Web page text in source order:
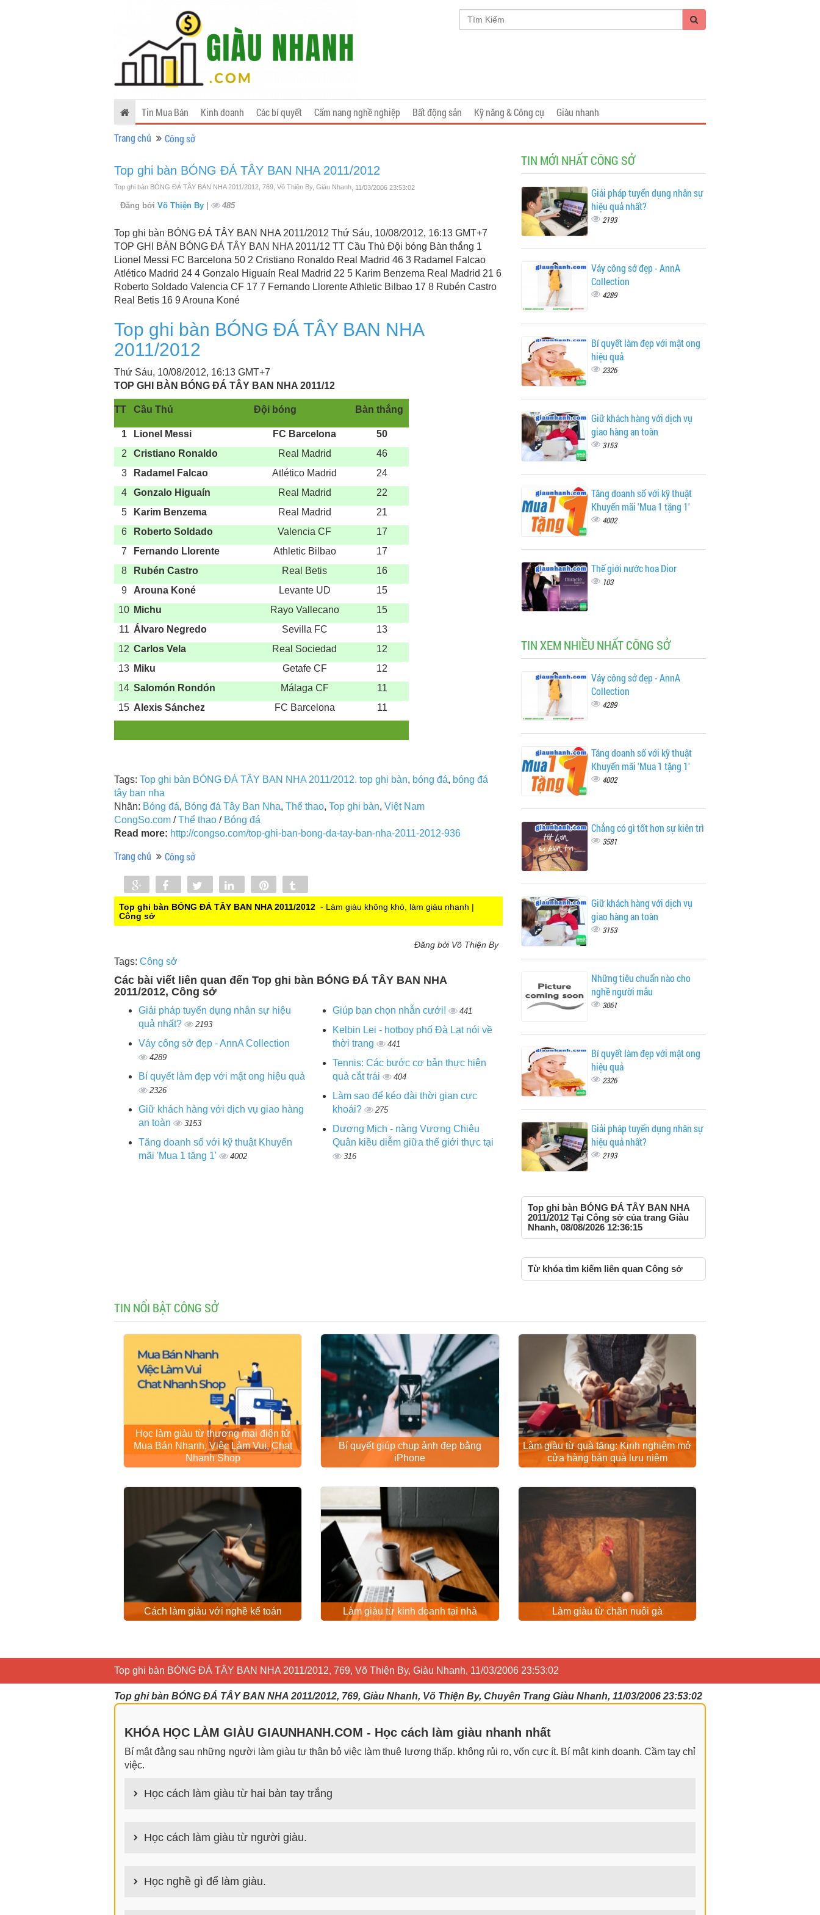
Tin Mua Bán Kinh doanh Các bí quyết Cẩm nang nghề nghiệp Bất động sản Kỹ năng & Công cụ
Giàu nhanh
Trang chủ
Công sở
Top ghi bàn BÓNG ĐÁ TÂY BAN NHA 2011/2012
Top ghi bàn BÓNG ĐÁ TÂY BAN NHA 2011/2012, 769, Võ Thiện By, Giàu Nhanh , 11/03/2006 23:53:02
Đăng bởi Võ Thiện By | 485
Top ghi bàn BÓNG ĐÁ TÂY BAN NHA 2011/2012 Thứ Sáu, 10/08/2012, 16:13 GMT+7
TOP GHI BÀN BÓNG ĐÁ TÂY BAN NHA 2011/12 TT Cầu Thủ Đội bóng Bàn thắng 1
Lionel Messi FC Barcelona 50 2 Cristiano Ronaldo Real Madrid 46 3 Radamel Falcao
Atlético Madrid 24 4 Gonzalo Higuaín Real Madrid 22 5 Karim Benzema Real Madrid 21 6
Roberto Soldado Valencia CF 17 7 Fernando Llorente Athletic Bilbao 17 8 Rubén Castro
Real Betis 16 9 Arouna Koné
Top ghi bàn BÓNG ĐÁ TÂY BAN NHA
2011/2012
Thứ Sáu, 10/08/2012, 16:13 GMT+7
TOP GHI BÀN BÓNG ĐÁ TÂY BAN NHA 2011/12
TT Cầu Thủ Đội bóng Bàn thắng
1 Lionel Messi FC Barcelona
50
2
Cristiano Ronaldo Real Madrid
46
3
Radamel Falcao Atlético Madrid
24
4
Gonzalo Higuaín Real Madrid
22
5
Karim Benzema Real Madrid
21
6
Roberto Soldado Valencia CF
17
7
Fernando Llorente Athletic Bilbao
17
8
Rubén Castro Real Betis
16
9
Arouna Koné Levante UD
15
10 Michu Rayo Vallecano
15
11 Álvaro Negredo Sevilla FC
13
12 Carlos Vela Real Sociedad
12
13 Miku Getafe CF
12
14 Salomón Rondón Málaga CF
11
15 Alexis Sánchez FC Barcelona 11
Tags: Top ghi bàn BÓNG ĐÁ TÂY BAN NHA 2011/2012. top ghi bàn, bóng đá, bóng đá
tây ban nha
Nhãn: Bóng đá, Bóng đá Tây Ban Nha, Thể thao, Top ghi bàn, Việt Nam
CongSo.com /Thể thao / Bóng đá
Read more: http://congso.com/top-ghi-ban-bong-da-tay-ban-nha-2011-2012-936
Trang chủ Công sở
Share Share Tweet Share
0
Top ghi bàn BÓNG ĐÁ TÂY BAN NHA 2011/2012 - Làm giàu không khó, làm giàu nhanh |
Công sở
Đăng bởi Võ Thiện By
Tags: Công sở
Các bài viết liên quan đến Top ghi bàn BÓNG ĐÁ TÂY BAN NHA
2011/2012, Công sở
Giải pháp tuyển dụng nhân sự hiệu
quả nhất?
2193
Váy công sở đẹp - AnnA Collection
4289
Bí quyết làm đẹp với mật ong hiệu quả
2326
Giữ khách hàng với dịch vụ giao hàng
an toàn
3153
Tăng doanh số với kỹ thuật Khuyến
mãi 'Mua 1 tặng 1'
4002
Giúp bạn chọn nhẫn cưới! 441
Kelbin Lei - hotboy phố Đà Lạt nói về
thời trang
441
Tennis: Các bước cơ bản thực hiện
quả cắt trái
404
Làm sao để kéo dài thời gian cực
khoái?
275
Dương Mịch - nàng Vương Chiêu
Quân kiều diễm giữa thế giới thực tại
316
TIN MỚI NHẤT CÔNG SỞ
Giải pháp tuyển dụng nhân sự
hiệu quả nhất?
2193
Váy công sở đẹp - AnnA
Collection
4289
Bí quyết làm đẹp với mật ong
hiệu quả
2326
Giữ khách hàng với dịch vụ
giao hàng an toàn
3153
Tăng doanh số với kỹ thuật
Khuyến mãi 'Mua 1 tặng 1'
4002
Thế giới nước hoa Dior
103
TIN XEM NHIỀU NHẤT CÔNG SỞ
Váy công sở đẹp - AnnA
Collection
4289
Tăng doanh số với kỹ thuật
Khuyến mãi 'Mua 1 tặng 1'
4002
Chẳng có gì tốt hơn sự kiên trì
3581
Giữ khách hàng với dịch vụ
giao hàng an toàn
3153
Những tiêu chuẩn nào cho
nghề người mẫu
3061
Bí quyết làm đẹp với mật ong
hiệu quả
2326
Giải pháp tuyển dụng nhân sự
hiệu quả nhất?
2193
Top ghi bàn BÓNG ĐÁ TÂY BAN NHA
2011/2012 Tại Công sở của trang Giàu
Nhanh, 08/08/2026 12:36:15
Từ khóa tìm kiếm liên quan Công sở
TIN NỔI BẬT CÔNG SỞ
Học làm giàu từ thương mại điện tử
Mua Bán Nhanh, Việc Làm Vui, Chat
Nhanh Shop
Bí quyết giúp chụp ảnh đẹp bằng
iPhone
Làm giàu từ quà tặng: Kinh nghiệm mở
cửa hàng bán quà lưu niệm
Cách làm giàu với nghề kế toán Làm giàu từ kinh doanh tại nhà Làm giàu từ chăn nuôi gà
Top ghi bàn BÓNG ĐÁ TÂY BAN NHA 2011/2012, 769, Võ Thiện By, Giàu Nhanh, 11/03/2006 23:53:02
Top ghi bàn BÓNG ĐÁ TÂY BAN NHA 2011/2012, 769, Giàu Nhanh, Võ Thiện By, Chuyên Trang Giàu Nhanh, 11/03/2006 23:53:02
KHÓA HỌC LÀM GIÀU GIAUNHANH.COM - Học cách làm giàu nhanh nhất
Bí mật đằng sau những người làm giàu tự thân bỏ việc làm thuê lương thấp. không rủi ro, vốn cực ít. Bí mật kinh doanh. Cầm tay chỉ
việc.
Học cách làm giàu từ hai bàn tay trắng
Học cách làm giàu từ người giàu.
tích cách người giàu làm giàu
Học nghề gì để làm giàu.